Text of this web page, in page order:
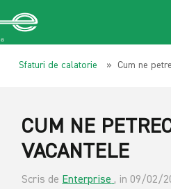
Sfaturi de calatorie » Cum ne
CUM NE
VACANTELE
Scris de Enterprise , in 09/02/